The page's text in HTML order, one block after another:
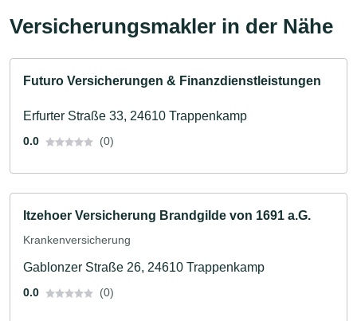
Versicherungsmakler in der Nähe
Futuro Versicherungen & Finanzdienstleistungen
Erfurter Straße 33, 24610 Trappenkamp
0.0 (0)
Itzehoer Versicherung Brandgilde von 1691 a.G.
Krankenversicherung
Gablonzer Straße 26, 24610 Trappenkamp
0.0 (0)